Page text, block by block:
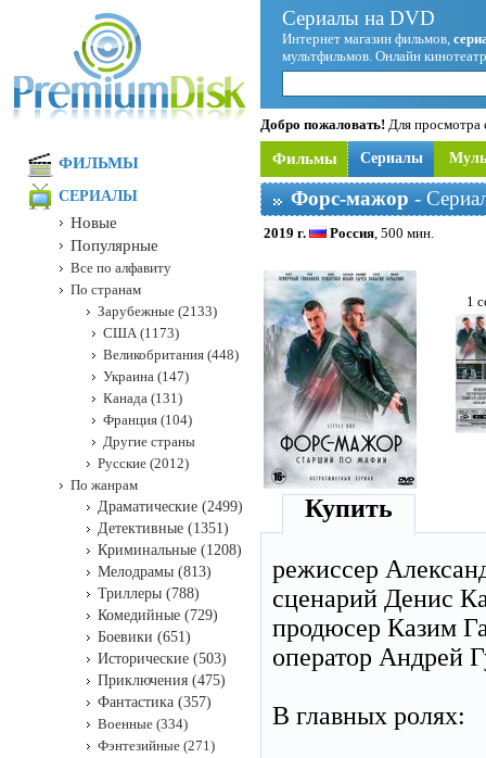
Сериалы на DVD
Интернет магазин фильмов,
мультфильмов. Онлайн
Добро пожаловать! Для просмотра
Фильмы Сериалы
Форс-мажор -
2019 г. Россия, 500 мин.
1
Купить
режиссер
сценарий Денис
продюсер Казим
оператор Андрей
В главных ролях:
ФИЛЬМЫ
СЕРИАЛЫ
Новые
Популярные
Все по алфавиту
По странам
Зарубежные (2133)
США (1173)
Великобритания (448)
Украина (147)
Канада (131)
Франция (104)
Другие страны
Русские (2012)
По жанрам
Драматические (2499)
Детективные (1351)
Криминальные (1208)
Мелодрамы (813)
Триллеры (788)
Комедийные (729)
Боевики (651)
Исторические (503)
Приключения (475)
Фантастика (357)
Военные (334)
Фэнтезийные (271)